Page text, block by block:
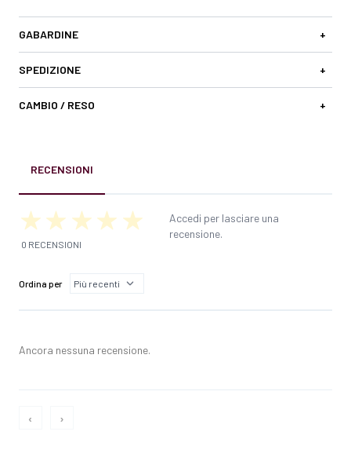
GABARDINE +
SPEDIZIONE +
CAMBIO / RESO +
RECENSIONI
0 RECENSIONI
Accedi per lasciare una
recensione.
Ordina per
Ancora nessuna recensione.
‹ ›